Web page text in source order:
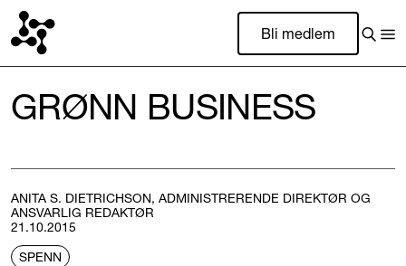
Bli medlem
GRØNN BUSINESS
ANITA S. DIETRICHSON, ADMINISTRERENDE DIREKTØR OG
ANSVARLIG REDAKTØR
21.10.2015
SPENN